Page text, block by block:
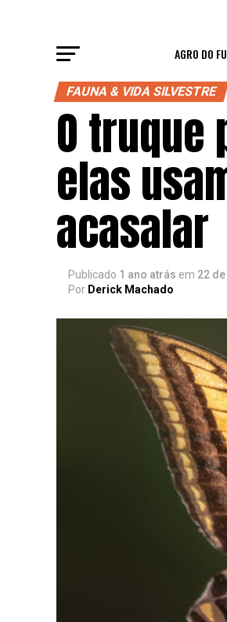
AGRO DO
FAUNA & VIDA SILVESTRE
O
elas
acasalar
Publicado 1 ano atrás em 22
Por Derick Machado